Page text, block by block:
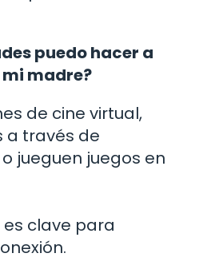
puedo hacer a
madre?
de cine virtual,
a través de
jueguen juegos en
clave para